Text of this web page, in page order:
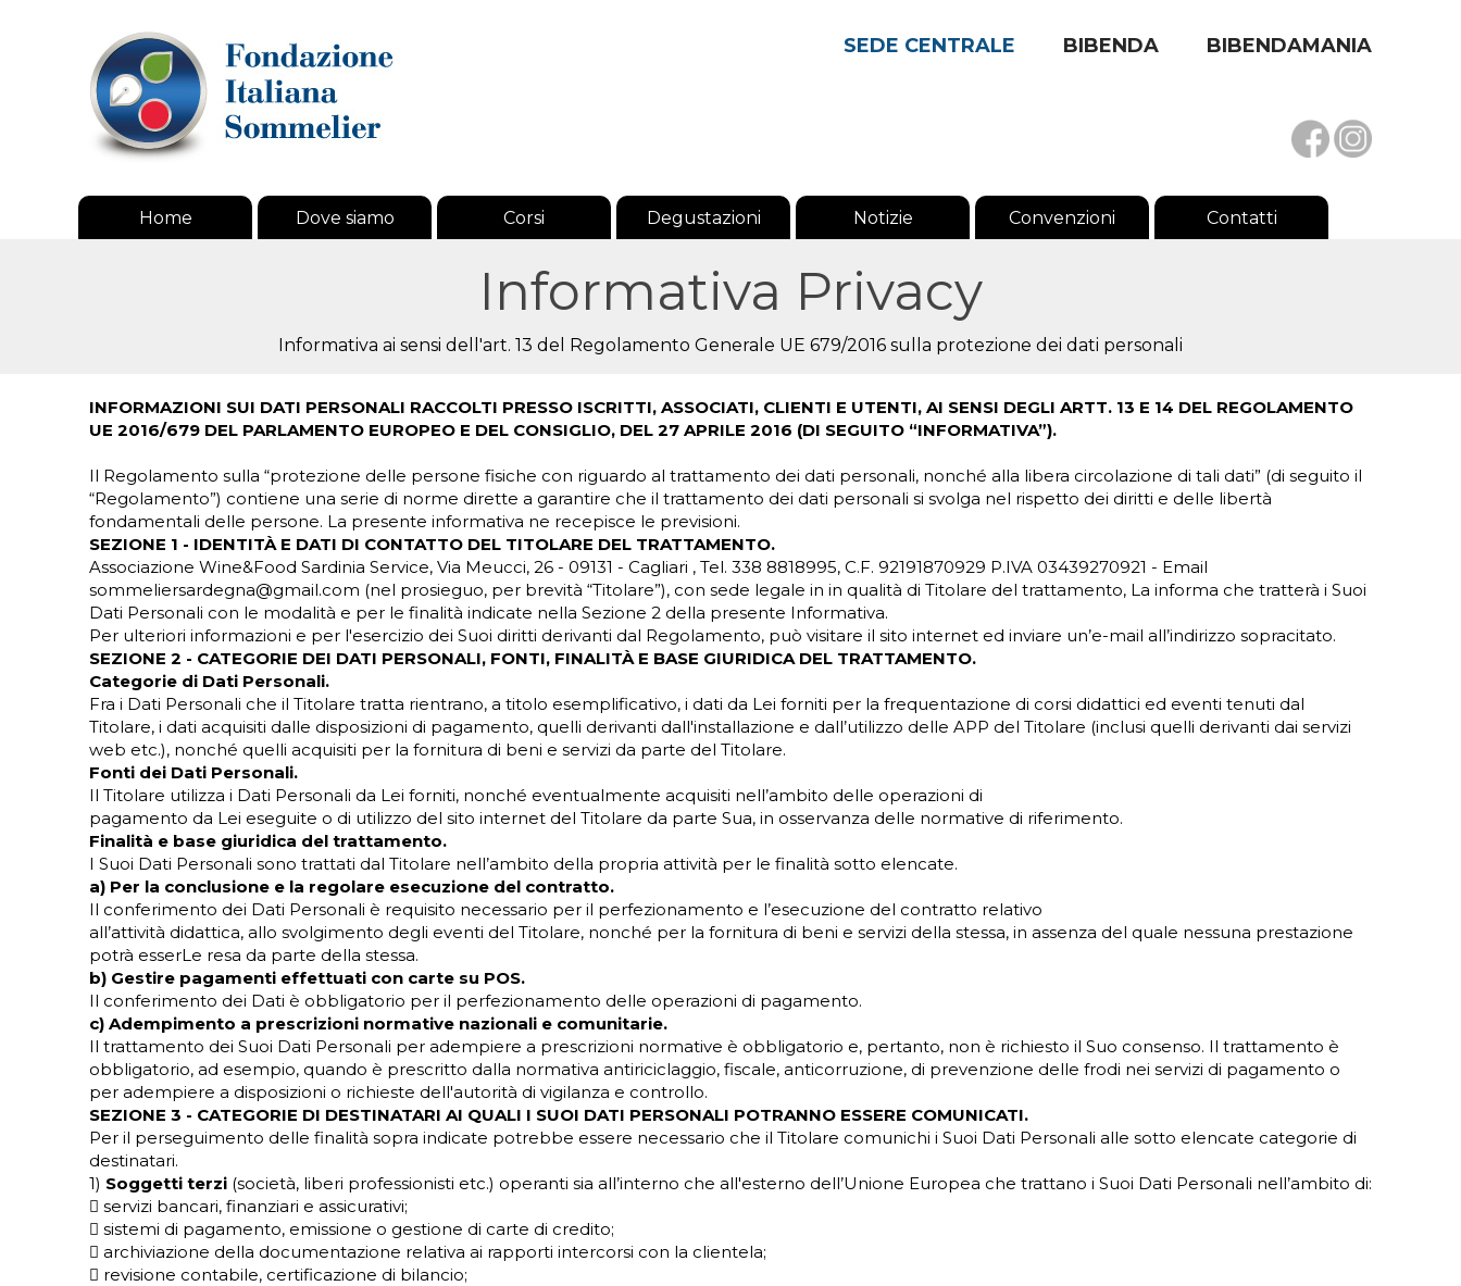
Home Dove siamo Corsi Degustazioni Notizie Convenzioni Contatti
SEDE CENTRALE BIBENDA BIBENDAMANIA
Informativa Privacy
Informativa ai sensi dell'art. 13 del Regolamento Generale UE 679/2016 sulla protezione dei dati personali
INFORMAZIONI SUI DATI PERSONALI RACCOLTI PRESSO ISCRITTI, ASSOCIATI, CLIENTI E UTENTI, AI SENSI DEGLI ARTT. 13 E 14 DEL REGOLAMENTO
UE 2016/679 DEL PARLAMENTO EUROPEO E DEL CONSIGLIO, DEL 27 APRILE 2016 (DI SEGUITO “INFORMATIVA”).
Il Regolamento sulla “protezione delle persone fisiche con riguardo al trattamento dei dati personali, nonché alla libera circolazione di tali dati” (di seguito il
“Regolamento”) contiene una serie di norme dirette a garantire che il trattamento dei dati personali si svolga nel rispetto dei diritti e delle libertà
fondamentali delle persone. La presente informativa ne recepisce le previsioni.
SEZIONE 1 - IDENTITÀ E DATI DI CONTATTO DEL TITOLARE DEL TRATTAMENTO.
Associazione Wine&Food Sardinia Service, Via Meucci, 26 - 09131 - Cagliari , Tel. 338 8818995, C.F. 92191870929 P.IVA 03439270921 - Email
sommeliersardegna@gmail.com (nel prosieguo, per brevità “Titolare”), con sede legale in in qualità di Titolare del trattamento, La informa che tratterà i Suoi
Dati Personali con le modalità e per le finalità indicate nella Sezione 2 della presente Informativa.
Per ulteriori informazioni e per l'esercizio dei Suoi diritti derivanti dal Regolamento, può visitare il sito internet ed inviare un’e-mail all’indirizzo sopracitato.
SEZIONE 2 - CATEGORIE DEI DATI PERSONALI, FONTI, FINALITÀ E BASE GIURIDICA DEL TRATTAMENTO.
Categorie di Dati Personali.
Fra i Dati Personali che il Titolare tratta rientrano, a titolo esemplificativo, i dati da Lei forniti per la frequentazione di corsi didattici ed eventi tenuti dal
Titolare, i dati acquisiti dalle disposizioni di pagamento, quelli derivanti dall'installazione e dall’utilizzo delle APP del Titolare (inclusi quelli derivanti dai servizi
web etc.), nonché quelli acquisiti per la fornitura di beni e servizi da parte del Titolare.
Fonti dei Dati Personali.
Il Titolare utilizza i Dati Personali da Lei forniti, nonché eventualmente acquisiti nell’ambito delle operazioni di
pagamento da Lei eseguite o di utilizzo del sito internet del Titolare da parte Sua, in osservanza delle normative di riferimento.
Finalità e base giuridica del trattamento.
I Suoi Dati Personali sono trattati dal Titolare nell’ambito della propria attività per le finalità sotto elencate.
a) Per la conclusione e la regolare esecuzione del contratto.
Il conferimento dei Dati Personali è requisito necessario per il perfezionamento e l’esecuzione del contratto relativo
all’attività didattica, allo svolgimento degli eventi del Titolare, nonché per la fornitura di beni e servizi della stessa, in assenza del quale nessuna prestazione
potrà esserLe resa da parte della stessa.
b) Gestire pagamenti effettuati con carte su POS.
Il conferimento dei Dati è obbligatorio per il perfezionamento delle operazioni di pagamento.
c) Adempimento a prescrizioni normative nazionali e comunitarie.
Il trattamento dei Suoi Dati Personali per adempiere a prescrizioni normative è obbligatorio e, pertanto, non è richiesto il Suo consenso. Il trattamento è
obbligatorio, ad esempio, quando è prescritto dalla normativa antiriciclaggio, fiscale, anticorruzione, di prevenzione delle frodi nei servizi di pagamento o
per adempiere a disposizioni o richieste dell'autorità di vigilanza e controllo.
SEZIONE 3 - CATEGORIE DI DESTINATARI AI QUALI I SUOI DATI PERSONALI POTRANNO ESSERE COMUNICATI.
Per il perseguimento delle finalità sopra indicate potrebbe essere necessario che il Titolare comunichi i Suoi Dati Personali alle sotto elencate categorie di
destinatari.
1) Soggetti terzi (società, liberi professionisti etc.) operanti sia all’interno che all'esterno dell’Unione Europea che trattano i Suoi Dati Personali nell’ambito di:
 servizi bancari, finanziari e assicurativi;
 sistemi di pagamento, emissione o gestione di carte di credito;
 archiviazione della documentazione relativa ai rapporti intercorsi con la clientela;
 revisione contabile, certificazione di bilancio;